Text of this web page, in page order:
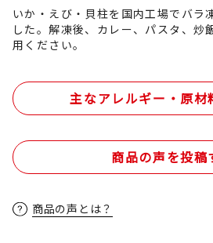
いか・えび・貝柱を国内工場でバラ
した。解凍後、カレー、パスタ、炒
用ください。
主なアレルギー・原材
商品の声を投稿
商品の声とは？